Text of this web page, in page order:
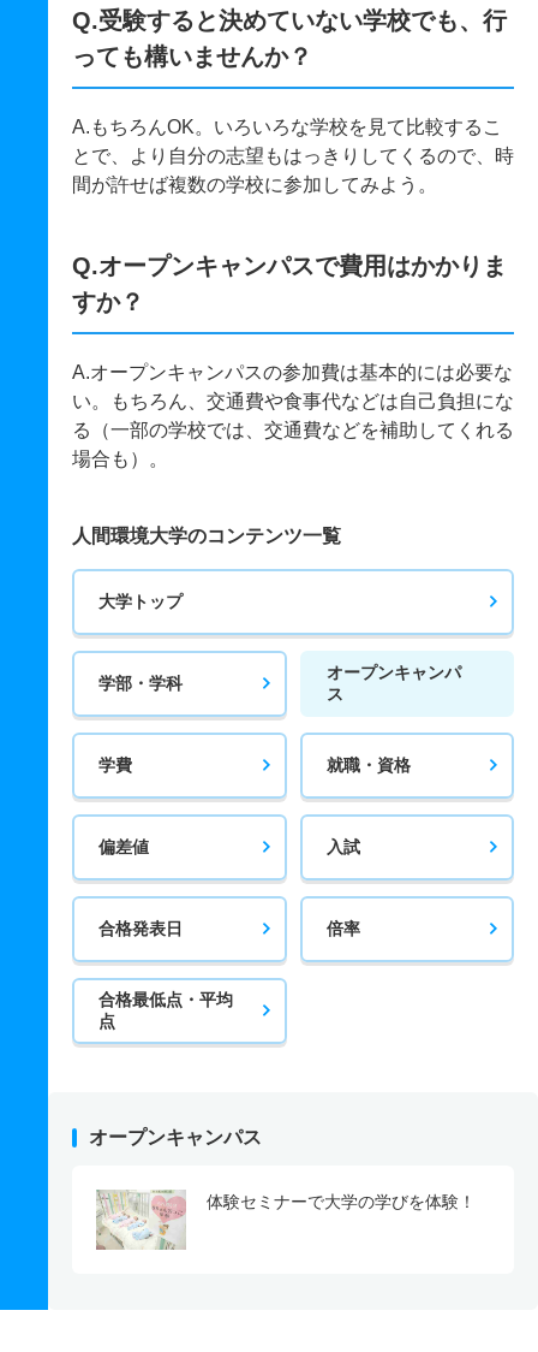
Q.受験すると決めていない学校でも、行
っても構いませんか？
A.もちろんOK。いろいろな学校を見て比較するこ
とで、より自分の志望もはっきりしてくるので、時
間が許せば複数の学校に参加してみよう。
Q.オープンキャンパスで費用はかかりま
すか？
A.オープンキャンパスの参加費は基本的には必要な
い。もちろん、交通費や食事代などは自己負担にな
る（一部の学校では、交通費などを補助してくれる
場合も）。
人間環境大学のコンテンツ一覧
大学トップ
学部・学科
オープンキャンパ
ス
学費 就職・資格
偏差値 入試
合格発表日 倍率
合格最低点・平均
点
オープンキャンパス
体験セミナーで大学の学びを体験！